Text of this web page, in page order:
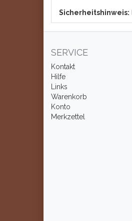
Sicherheitshinweis:
SERVICE
Kontakt
Hilfe
Links
Warenkorb
Konto
Merkzettel